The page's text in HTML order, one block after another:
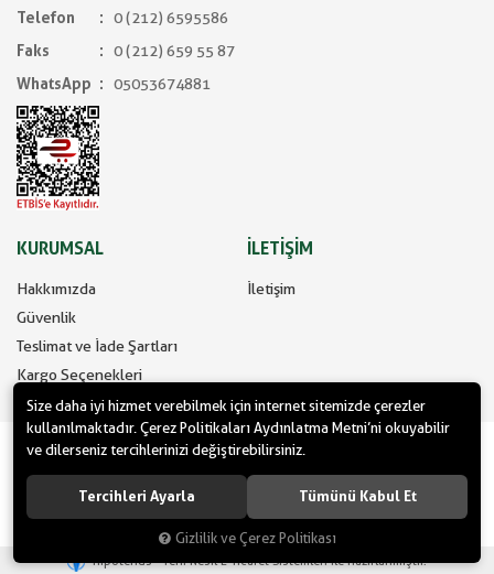
Telefon
0 (212) 6595586
Faks
0 (212) 659 55 87
WhatsApp
05053674881
KURUMSAL
Hakkımızda
Güvenlik
Teslimat ve İade Şartları
Kargo Seçenekleri
İLETİŞİM
İletişim
www.yilbasimalzemeleri.com - www.partidolu.com bir Pandoli Parti
Kuruluşudur. © 2022 Pandoli Parti Malzemeleri Organizasyon Tüm
hakları saklıdır.
Hipotenüs Yeni Nesil E-Ticaret Sistemleri ile Hazırlanmıştır.
Size daha iyi hizmet verebilmek için internet sitemizde çerezler
kullanılmaktadır. Çerez Politikaları Aydınlatma Metni’ni okuyabilir
ve dilerseniz tercihlerinizi değiştirebilirsiniz.
Tercihleri Ayarla Tümünü Kabul Et
Gizlilik ve Çerez Politikası